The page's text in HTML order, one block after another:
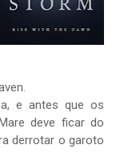
e antes que os
deve ficar do
derrotar o garoto